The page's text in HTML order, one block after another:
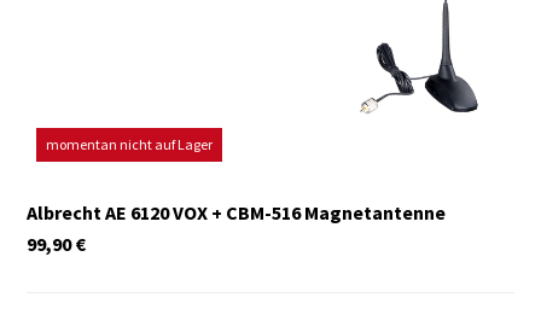
momentan nicht auf Lager
Albrecht AE 6120 VOX + CBM-516 Magnetantenne
€
99,90